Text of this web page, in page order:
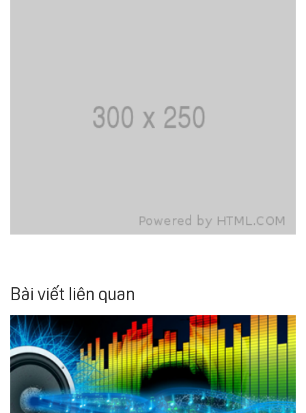
Bài viết liên quan